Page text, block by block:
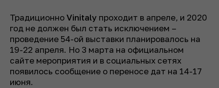
ТрадиционноVinitaly проходит в апреле, и 2020
год не должен был стать исключением –
проведение 54-ой выставки планировалось на
19-22 апреля. Но 3 марта на официальном
сайте мероприятия и в социальных сетях
появилось сообщение о переносе дат на 14-17
июня.